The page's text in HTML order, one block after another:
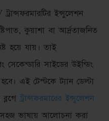
ইন্সুলেশন
কুয়াশা বা আর্দ্রতাজনিত
হয়ে যায়। তাই
সেকেন্ডারি সাইডের উইন্ডিং
এই টেস্টকে ট্যান ডেল্টা
ট্রান্সফরমারের ইন্সুলেশন
সহজ ভাষায় আলোচনা করা